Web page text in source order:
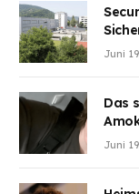
Juni
Das
Juni